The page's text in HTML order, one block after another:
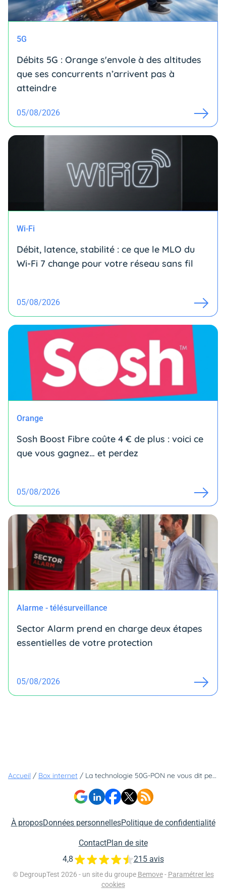
5G
Débits 5G : Orange s'envole à des altitudes
que ses concurrents n’arrivent pas à
atteindre
05/08/2026
Wi-Fi
Débit, latence, stabilité : ce que le MLO du
Wi-Fi 7 change pour votre réseau sans fil
05/08/2026
Orange
Sosh Boost Fibre coûte 4 € de plus : voici ce
que vous gagnez… et perdez
05/08/2026
Alarme - télésurveillance
Sector Alarm prend en charge deux étapes
essentielles de votre protection
05/08/2026
Accueil / Box internet / La technologie 50G-PON ne vous dit peut-être rien ? C'est pourtant la fibre du futur
À proposDonnées personnellesPolitique de confidentialité
ContactPlan de site
© DegroupTest 2026 - un site du groupe Bemove - Paramétrer les
cookies
4,8 215 avis